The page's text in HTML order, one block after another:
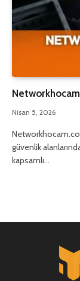
Nisan 5, 2026
güvenlik
kapsamlı…